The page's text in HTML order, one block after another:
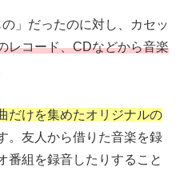
」だったのに対し、カセッ
レコード、CDなどから音楽
だけを集めたオリジナルの
。友人から借りた音楽を録
番組を録音したりすること